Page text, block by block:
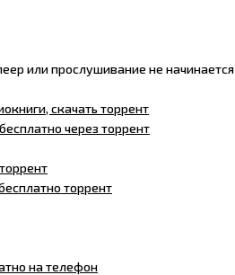
или прослушивание не начинается
скачать торрент
через торрент
торрент
на телефон